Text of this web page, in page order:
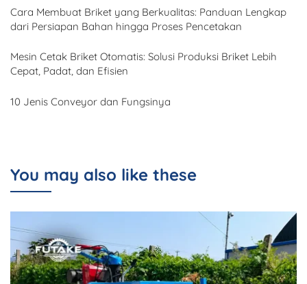
Cara Membuat Briket yang Berkualitas: Panduan Lengkap
dari Persiapan Bahan hingga Proses Pencetakan
Mesin Cetak Briket Otomatis: Solusi Produksi Briket Lebih
Cepat, Padat, dan Efisien
10 Jenis Conveyor dan Fungsinya
You may also like these